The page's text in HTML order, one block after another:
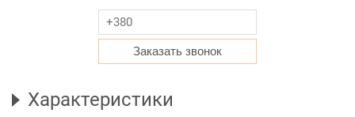
Заказать звонок
Характеристики